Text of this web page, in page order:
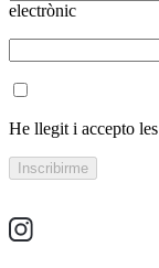
electrònic
He llegit i accepto les